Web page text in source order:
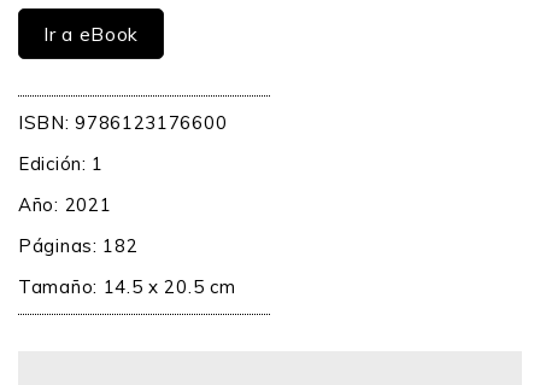
Ir a eBook
ISBN: 9786123176600
Edición: 1
Año: 2021
Páginas: 182
Tamaño: 14.5 x 20.5 cm